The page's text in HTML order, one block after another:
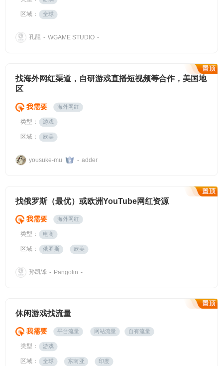
区域： 全球
孔龍 - WGAME STUDIO -
找海外网红渠道，自研游戏直播短视频等合作，美国地
区
我需要 海外网红
类型： 游戏
区域： 欧美
yousuke-mu - adder
找俄罗斯（最优）或欧洲YouTube网红资源
我需要 海外网红
类型： 电商
区域： 俄罗斯 欧美
孙凯锋 - Pangolin -
休闲游戏找流量
我需要 平台流量 网站流量 自有流量
类型： 游戏
区域： 全球 东南亚 印度